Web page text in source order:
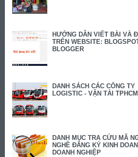
HƯỚNG DẪN VIẾT BÀI VÀ
TRÊN WEBSITE:
BLOGGER
DANH SÁCH CÁC CÔNG TY
LOGISTIC - VẬN TẢI TPHCM
DANH MỤC TRA CỨU MÃ
NGHỀ ĐĂNG KÝ KINH
DOANH NGHIỆP